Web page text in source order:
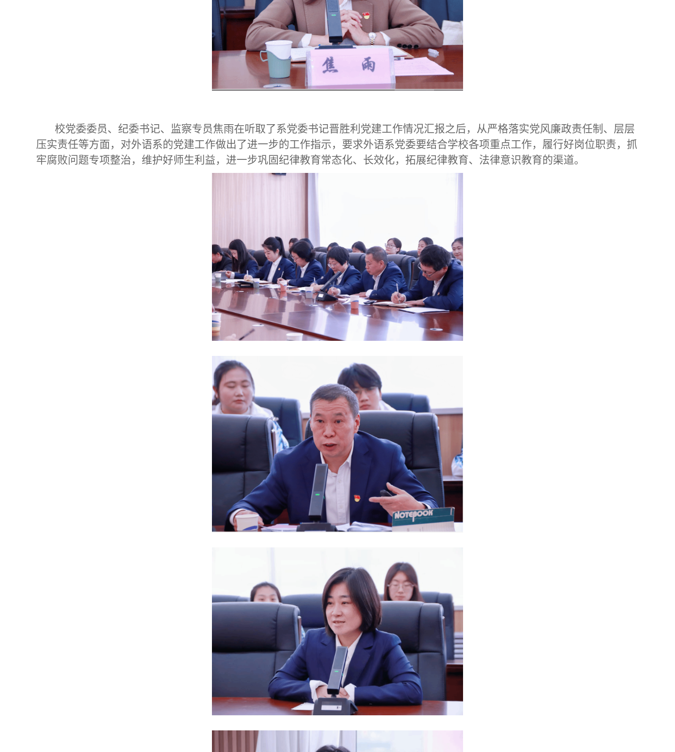
校党委委员、纪委书记、监察专员焦雨在听取了系党委书记晋胜利党建工作情况汇报之后，从严格落实党风廉政责任制、层层
压实责任等方面，对外语系的党建工作做出了进一步的工作指示，要求外语系党委要结合学校各项重点工作，履行好岗位职责，抓
牢腐败问题专项整治，维护好师生利益，进一步巩固纪律教育常态化、长效化，拓展纪律教育、法律意识教育的渠道。